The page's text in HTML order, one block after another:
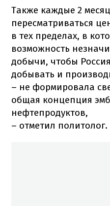
Также каждые 2
пересматриваться
в тех пределах, в
возможность
добычи, чтобы
добывать и
– не формировала
общая концепция
нефтепродуктов,
– отметил политолог.